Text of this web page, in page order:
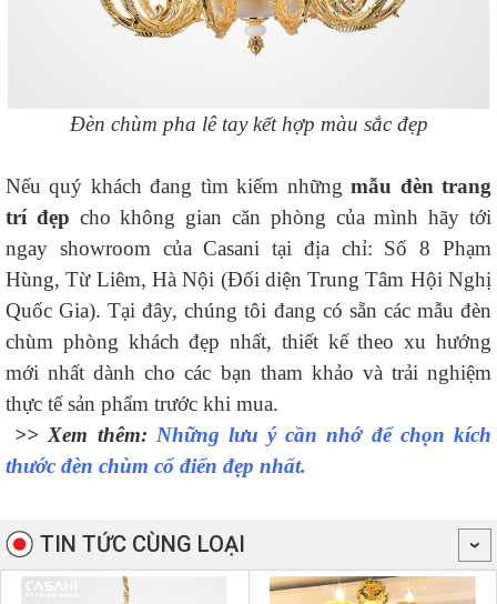
Đèn chùm pha lê tay kết hợp màu sắc đẹp
Nếu quý khách đang tìm kiếm nhữngmẫu đèn trang
trí đẹp cho không gian căn phòng của mình hãy tới
ngay showroom của Casani tại địa chỉ: Số 8 Phạm
Hùng, Từ Liêm, Hà Nội (Đối diện Trung Tâm Hội Nghị
Quốc Gia). Tại đây, chúng tôi đang có sẵn các mẫu đèn
chùm phòng khách đẹp nhất, thiết kế theo xu hướng
mới nhất dành cho các bạn tham khảo và trải nghiệm
thực tế sản phẩm trước khi mua.
>> Xem thêm: Những lưu ý cần nhớ để chọn kích
thước đèn chùm cổ điển đẹp nhất.
TIN TỨC CÙNG LOẠI